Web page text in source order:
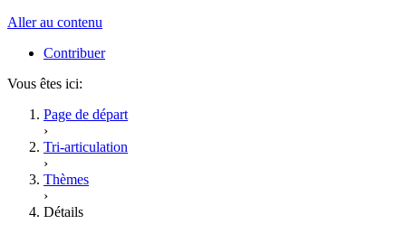
Aller au contenu
Contribuer
Vous êtes ici:
Page de départ
›
Tri-articulation
›
Thèmes
›
Détails